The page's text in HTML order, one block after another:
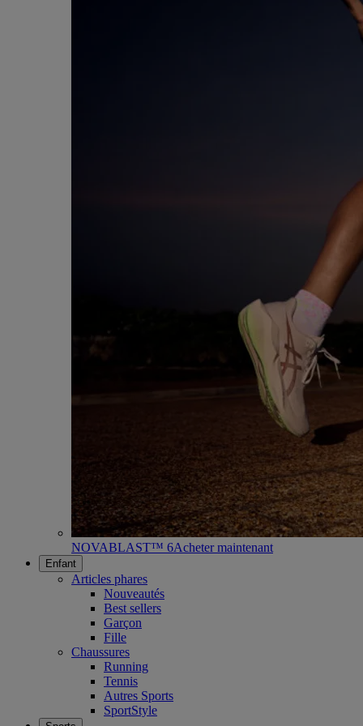
NOVABLAST™ 6Acheter maintenant
Enfant
Articles phares
Nouveautés
Best sellers
Garçon
Fille
Chaussures
Running
Tennis
Autres Sports
SportStyle